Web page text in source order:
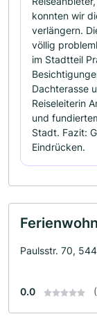
konnten wir
verlängern.
völlig
im Stadtteil
Dachterasse
Reiseleiterin
und
Stadt. Fazit:
Eindrücken.
Paulsstr. 70,
0.0